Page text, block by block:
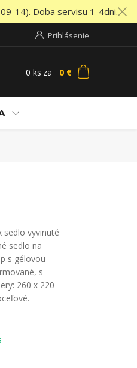
14). Doba servisu 1-4dni.
Prihlásenie
0 ks za 0 €
sedlo vyvinuté
sedlo na
s gélovou
s
260 x 220